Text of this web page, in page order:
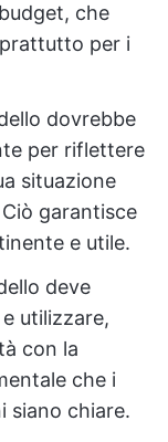
che
per i
dovrebbe
per riflettere
situazione
garantisce
e utile.
deve
utilizzare,
con la
che i
siano chiare.